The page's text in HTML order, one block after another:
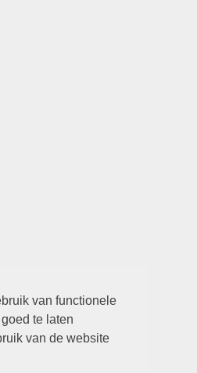
van functionele
te laten
van de website